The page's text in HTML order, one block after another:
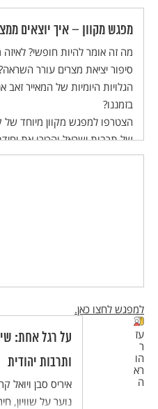
מפגש מקוון – איך יוצאים
מה זה אומר להיות חופשי?
סיפור יציאת מצרים עורר
הגלויות היומיות של המאייר זאב
בזמננו?
הצטרפו למפגש מקוון מיוחד של
של תרבות ישראל והכירו את
להוראה בכיתה, המשלבת הסכת
למפגש לחצו כאן.
עז
ר
הו
רא
ה
על רגל אחת:
ותרבות יהודית
איריס סבן ויואל
נוער על